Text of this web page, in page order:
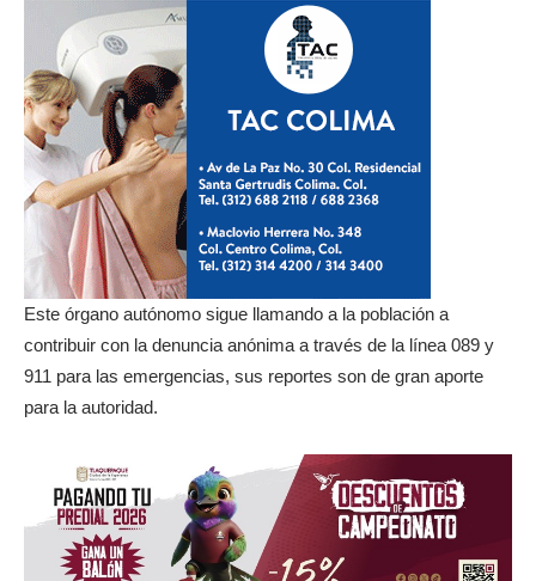
Este órgano autónomo sigue llamando a la población a
contribuir con la denuncia anónima a través de la línea 089 y
911 para las emergencias, sus reportes son de gran aporte
para la autoridad.